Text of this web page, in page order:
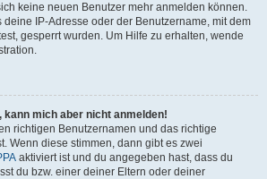
keine neuen Benutzer mehr anmelden können.
deine IP-Adresse oder der Benutzername, mit dem
gesperrt wurden. Um Hilfe zu erhalten, wende
kann mich aber nicht anmelden!
richtigen Benutzernamen und das richtige
Wenn diese stimmen, dann gibt es zwei
aktiviert ist und du angegeben hast, dass du
du bzw. einer deiner Eltern oder deiner